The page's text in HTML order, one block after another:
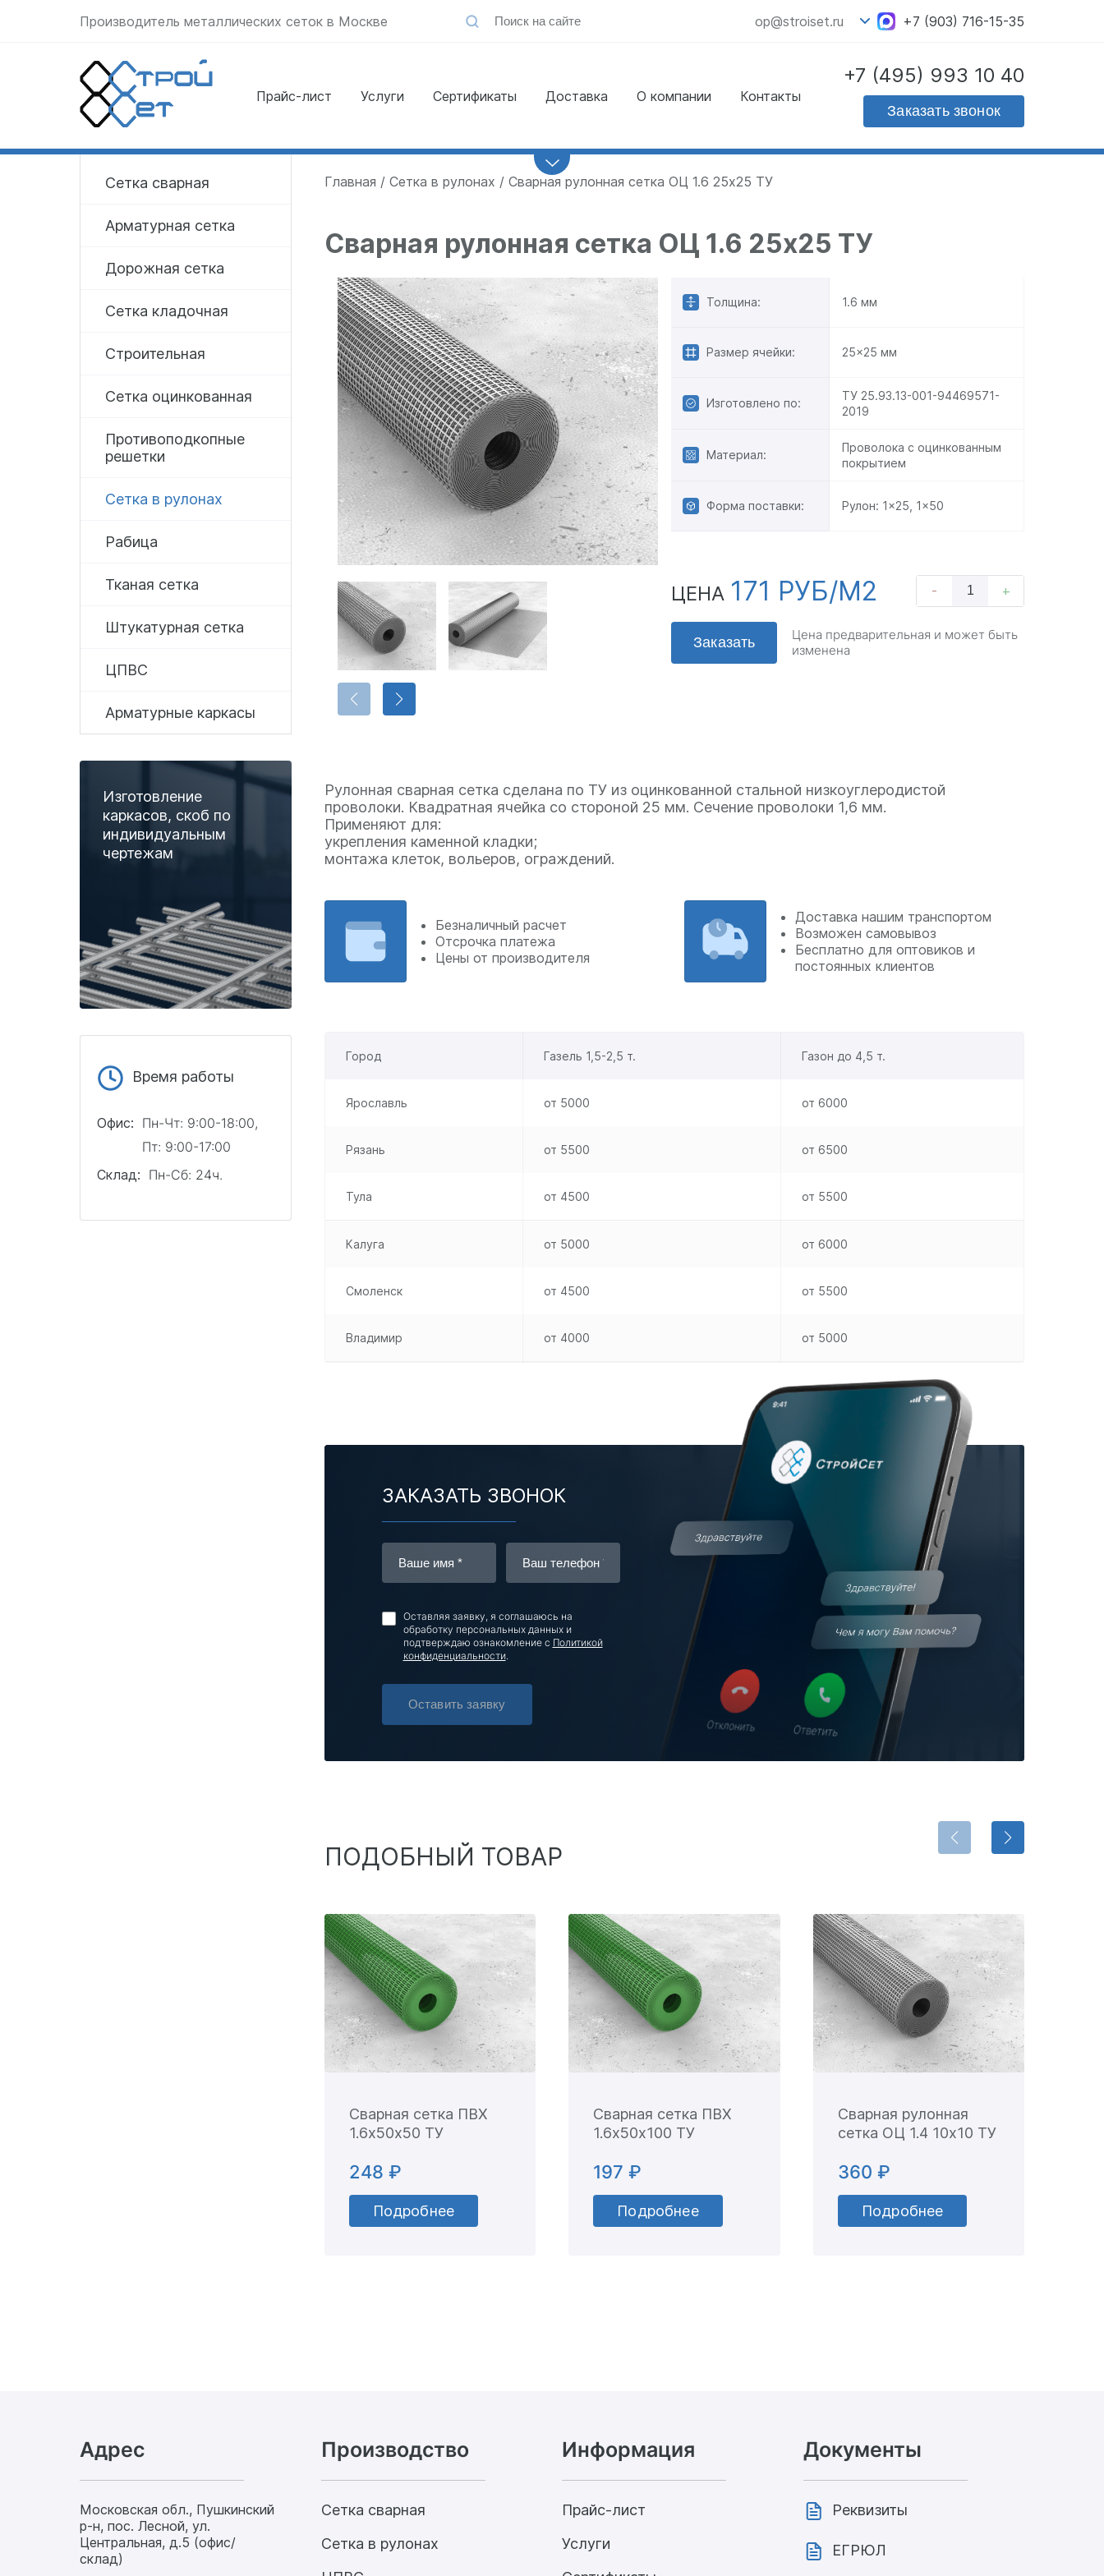
+7 (903) 716-15-35
Производитель металлических сеток в Москве op@stroiset.ru
+7 (495) 993 10 40
Заказать звонок
Прайс-лист Услуги Сертификаты Доставка О компании Контакты
Отправить заявку
прямо сейчас
Скачать прайс - лист
на продукцию
Изготовление
каркасов, скоб по
индивидуальным
чертежам
Время работы
Офис: Пн-Чт: 9:00-18:00,
Пт: 9:00-17:00
Склад: Пн-Сб: 24ч.
Сетка сварная
Арматурная сетка
Дорожная сетка
Сетка кладочная
Строительная
Сетка оцинкованная
Противоподкопные
решетки
Сетка в рулонах
Рабица
Тканая сетка
Штукатурная сетка
ЦПВС
Арматурные каркасы
Главная Сетка в рулонах Сварная рулонная сетка ОЦ 1.6 25х25 ТУ
Сварная рулонная сетка ОЦ 1.6 25х25 ТУ
Толщина: 1.6 мм
Размер ячейки: 25x25 мм
Изготовлено по:
ТУ 25.93.13-001-94469571-
2019
Материал:
Проволока с оцинкованным
покрытием
Форма поставки: Рулон: 1x25 1x50
ЦЕНА 171 РУБ/М2 - +
Заказать
Цена предварительная и может быть
изменена
Рулонная сварная сетка сделана по ТУ из оцинкованной стальной низкоуглеродистой
проволоки. Квадратная ячейка со стороной 25 мм. Сечение проволоки 1,6 мм.
Применяют для:
укрепления каменной кладки;
монтажа клеток, вольеров, ограждений.
Безналичный расчет
Отсрочка платежа
Цены от производителя
Доставка нашим транспортом
Возможен самовывоз
Бесплатно для оптовиков и
постоянных клиентов
Город Газель 1,5-2,5 т. Газон до 4,5 т.
Ярославль от 5000 от 6000
Рязань от 5500 от 6500
Тула от 4500 от 5500
Калуга от 5000 от 6000
Смоленск от 4500 от 5500
Владимир от 4000 от 5000
ЗАКАЗАТЬ ЗВОНОК
Оставляя заявку, я соглашаюсь на
обработку персональных данных и
подтверждаю ознакомление с Политикой
конфиденциальности.
Оставить заявку
ПОДОБНЫЙ ТОВАР
Сварная сетка ПВХ
1.6х50х50 ТУ
248 ₽
Подробнее
Сварная сетка ПВХ
1.6х50х100 ТУ
197 ₽
Подробнее
Сварная рулонная
сетка ОЦ 1.4 10х10 ТУ
360 ₽
Подробнее
Адрес
Московская обл., Пушкинский
р-н, пос. Лесной, ул.
Центральная, д.5 (офис/
склад)
Производство
Сетка сварная
Сетка в рулонах
Информация
Прайс-лист
Услуги
Документы
Реквизиты
ЕГРЮЛ